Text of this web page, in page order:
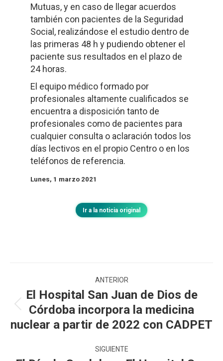
Mutuas, y en caso de llegar acuerdos
también con pacientes de la Seguridad
Social, realizándose el estudio dentro de
las primeras 48 h y pudiendo obtener el
paciente sus resultados en el plazo de
24 horas.
El equipo médico formado por
profesionales altamente cualificados se
encuentra a disposición tanto de
profesionales como de pacientes para
cualquier consulta o aclaración todos los
días lectivos en el propio Centro o en los
teléfonos de referencia.
Lunes, 1 marzo 2021
Ir a la noticia original
Navegación
entre
publicaciones
ANTERIOR
Publicación
anterior:
El Hospital San Juan de Dios de
Córdoba incorpora la medicina
nuclear a partir de 2022 con CADPET
SIGUIENTE